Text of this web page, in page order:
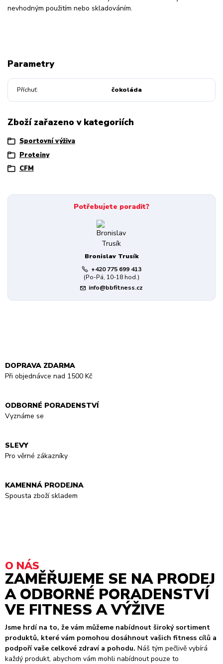
nevhodným použitím nebo skladováním.
Parametry
Příchuť čokoláda
Zboží zařazeno v kategoriích
Sportovní výživa
Proteiny
CFM
Potřebujete poradit?
Bronislav Trusík
+420 775 699 413
(Po-Pá, 10-18 hod.)
info@bbfitness.cz
DOPRAVA ZDARMA
Při objednávce nad 1500 Kč
ODBORNÉ PORADENSTVÍ
Vyznáme se
SLEVY
Pro věrné zákazníky
KAMENNÁ PRODEJNA
Spousta zboží skladem
O NÁS
ZAMĚŘUJEME SE NA PRODEJ
A ODBORNÉ PORADENSTVÍ
VE FITNESS A VÝŽIVE
Jsme hrdí na to, že vám můžeme nabídnout široký sortiment
produktů, které vám pomohou dosáhnout vašich fitness cílů a
podpoří vaše celkové zdraví a pohodu. Náš tým pečlivě vybírá
každý produkt, abychom vám mohli nabídnout pouze to